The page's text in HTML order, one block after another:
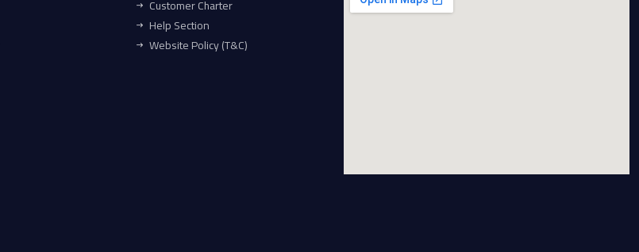
Customer Charter
Help Section
Website Policy (T&C)